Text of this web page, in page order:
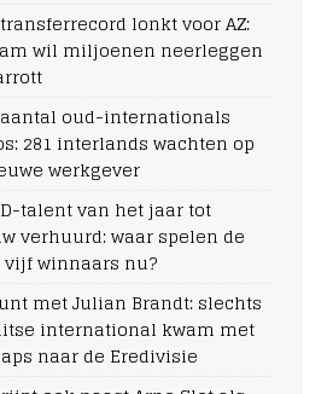
lonkt voor AZ:
wil miljoenen neerleggen
oud-internationals
281 interlands wachten op
werkgever
talent van het jaar tot
verhuurd: waar spelen de
winnaars nu?
met Julian Brandt: slechts
international kwam met
naar de Eredivisie